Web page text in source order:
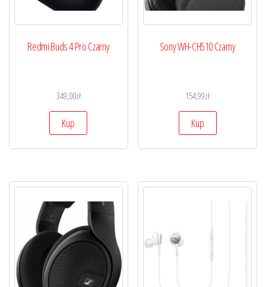
Redmi Buds 4 Pro Czarny
349,00zł
Kup
Sony WH-CH510 Czarny
154,99zł
Kup